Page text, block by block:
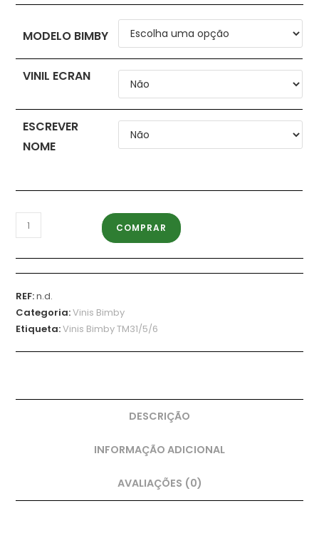
MODELO BIMBY
VINIL ECRAN
ESCREVER
NOME
COMPRAR
REF:n.d.
Categoria:Vinis Bimby
Etiqueta:Vinis Bimby TM31/5/6
DESCRIÇÃO
INFORMAÇÃO ADICIONAL
AVALIAÇÕES (0)